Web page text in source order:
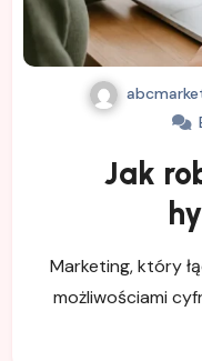
Jak
Marketing, który
możliwościami